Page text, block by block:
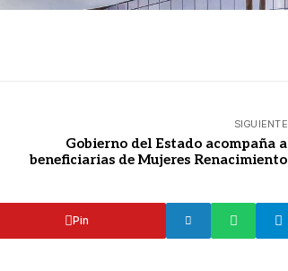
SIGUIENTE
Gobierno del Estado acompaña a
beneficiarias de Mujeres Renacimiento
Pin